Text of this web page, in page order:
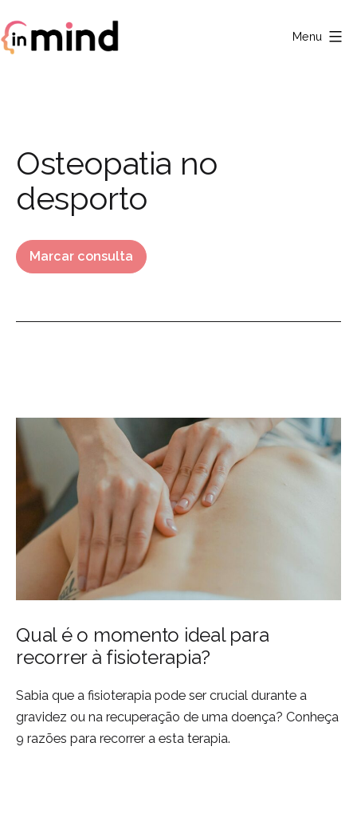
para
Menu
Category:
Osteopatia no
desporto
Marcar consulta
Qual é o momento ideal para
recorrer à fisioterapia?
Sabia que a fisioterapia pode ser crucial durante a
gravidez ou na recuperação de uma doença? Conheça
9 razões para recorrer a esta terapia.